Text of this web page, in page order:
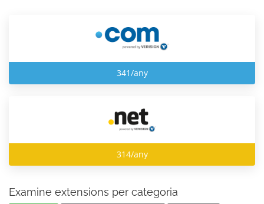
341/any
314/any
Examine extensions per categoria